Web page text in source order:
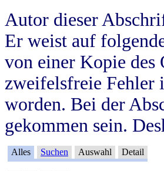
Autor dieser
Er weist auf
von einer Kopie
zweifelsfreie Fehler
worden. Bei der
gekommen sein.
Alles Suchen Auswahl Detail